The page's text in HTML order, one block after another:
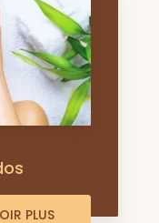
PLUS